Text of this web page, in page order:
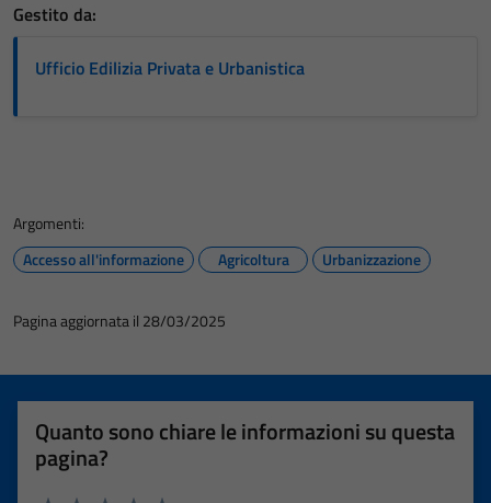
Gestito da:
Ufficio Edilizia Privata e Urbanistica
Argomenti:
Accesso all'informazione
Agricoltura Urbanizzazione
Pagina aggiornata il 28/03/2025
Quanto sono chiare le informazioni su questa
pagina?